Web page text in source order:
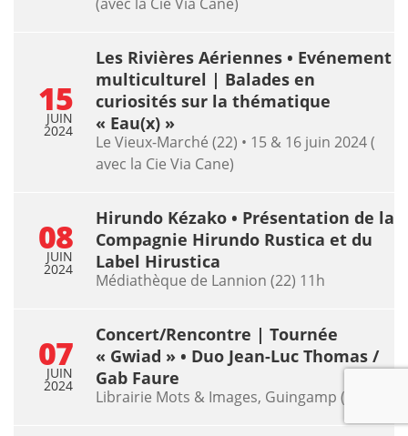
15
JUIN
2024
Les Rivières Aériennes • Evénement
multiculturel | Balades en
curiosités sur la thématique
« Eau(x) »
Le Vieux-Marché (22) • 15 & 16 juin 2024 (
avec la Cie Via Cane)
08
JUIN
2024
Hirundo Kézako • Présentation de la
Compagnie Hirundo Rustica et du
Label Hirustica
Médiathèque de Lannion (22) 11h
07
JUIN
2024
Concert/Rencontre | Tournée
« Gwiad » • Duo Jean-Luc Thomas /
Gab Faure
Librairie Mots & Images, Guingamp (22)